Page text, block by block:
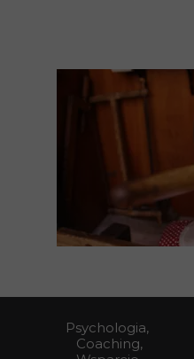
Psychologia,
Coaching,